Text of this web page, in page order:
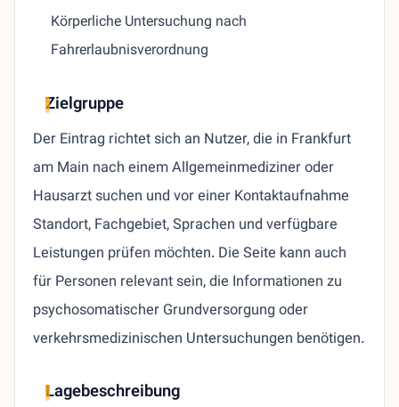
Körperliche Untersuchung nach
Fahrerlaubnisverordnung
Zielgruppe
Der Eintrag richtet sich an Nutzer, die in Frankfurt
am Main nach einem Allgemeinmediziner oder
Hausarzt suchen und vor einer Kontaktaufnahme
Standort, Fachgebiet, Sprachen und verfügbare
Leistungen prüfen möchten. Die Seite kann auch
für Personen relevant sein, die Informationen zu
psychosomatischer Grundversorgung oder
verkehrsmedizinischen Untersuchungen benötigen.
Lagebeschreibung